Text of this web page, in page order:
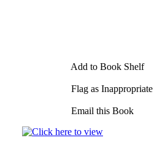
Add to Book Shelf
Flag as Inappropriate
Email this Book